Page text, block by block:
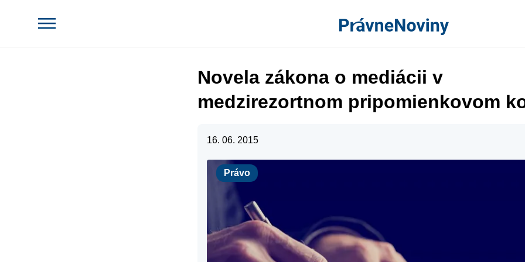
Novela zákona o mediácii v
medzirezortnom pripomienkovom
16. 06. 2015
Právo
Právo